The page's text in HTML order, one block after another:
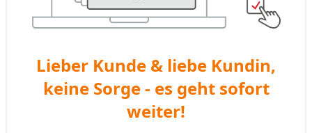
Lieber Kunde & liebe Kundin,
keine Sorge - es geht sofort
weiter!